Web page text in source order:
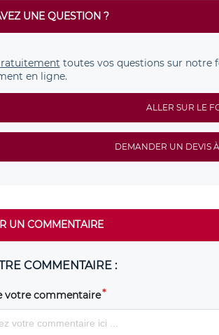
UNE QUESTION ?
toutes vos questions sur notre
en ligne.
ALLER SUR LE
DEMANDER UN DEVIS
UN COMMENTAIRE
COMMENTAIRE :
votre commentaire